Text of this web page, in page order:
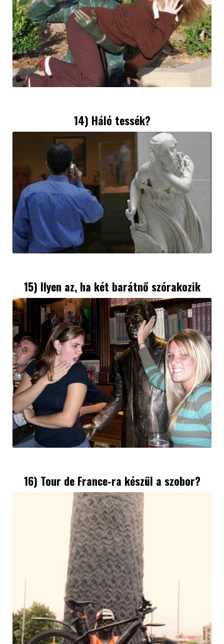
14) Háló tessék?
15) Ilyen az, ha két barátnő szórakozik
16) Tour de France-ra készül a szobor?